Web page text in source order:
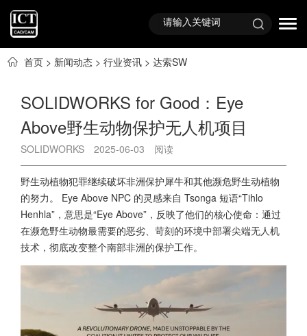
首页 > 新闻动态 > 行业资讯 > 达索SW
SOLIDWORKS for Good：Eye
Above野生动物保护无人机项目
SOLIDWORKS 2025-06-03 阅读
野生动植物犯罪继续破坏非洲保护犀牛和其他濒危野生动植物
的努力。 Eye Above NPC 的灵感来自 Tsonga 短语“Tihlo
Henhla”，意思是“Eye Above”，反映了他们的核心使命：通过
在濒危野生动物最需要的恶劣、苛刻的环境中部署尖端无人机
技术，彻底改变整个南部非洲的保护工作。